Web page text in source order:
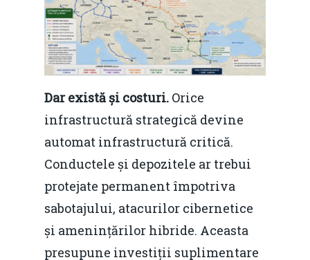
Dar există și costuri. Orice
infrastructură strategică devine
automat infrastructură critică.
Conductele și depozitele ar trebui
protejate permanent împotriva
sabotajului, atacurilor cibernetice
și amenințărilor hibride. Aceasta
presupune investiții suplimentare